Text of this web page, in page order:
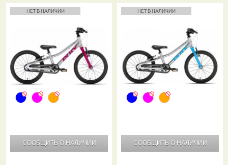
НЕТ В НАЛИЧИИ
СООБЩИТЬ О НАЛИЧИИ
НЕТ В НАЛИЧИИ
СООБЩИТЬ О НАЛИЧИИ